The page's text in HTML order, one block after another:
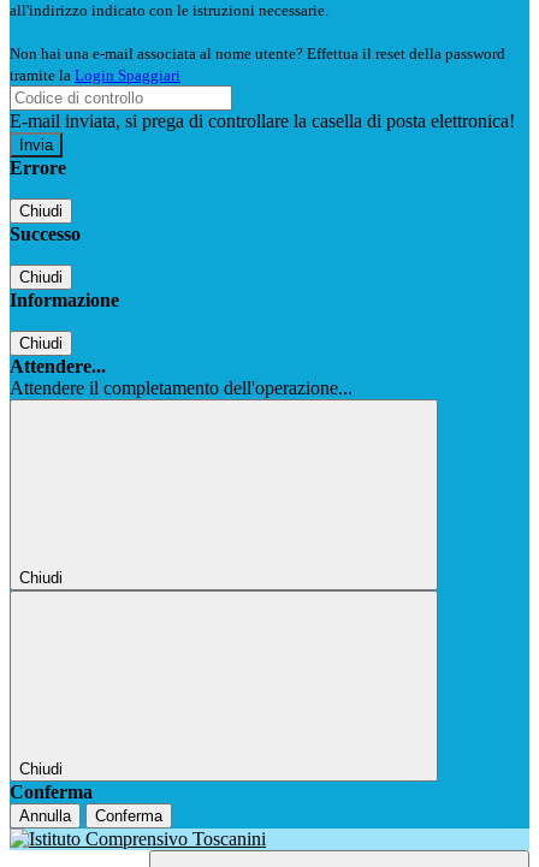
all'indirizzo indicato con le istruzioni necessarie.
Non hai una e-mail associata al nome utente? Effettua il reset della password
tramite la Login Spaggiari
E-mail inviata, si prega di controllare la casella di posta elettronica!
Errore
Chiudi
Successo
Chiudi
Informazione
Chiudi
Attendere...
Attendere il completamento dell'operazione...
Chiudi
Chiudi
Conferma
Annulla Conferma